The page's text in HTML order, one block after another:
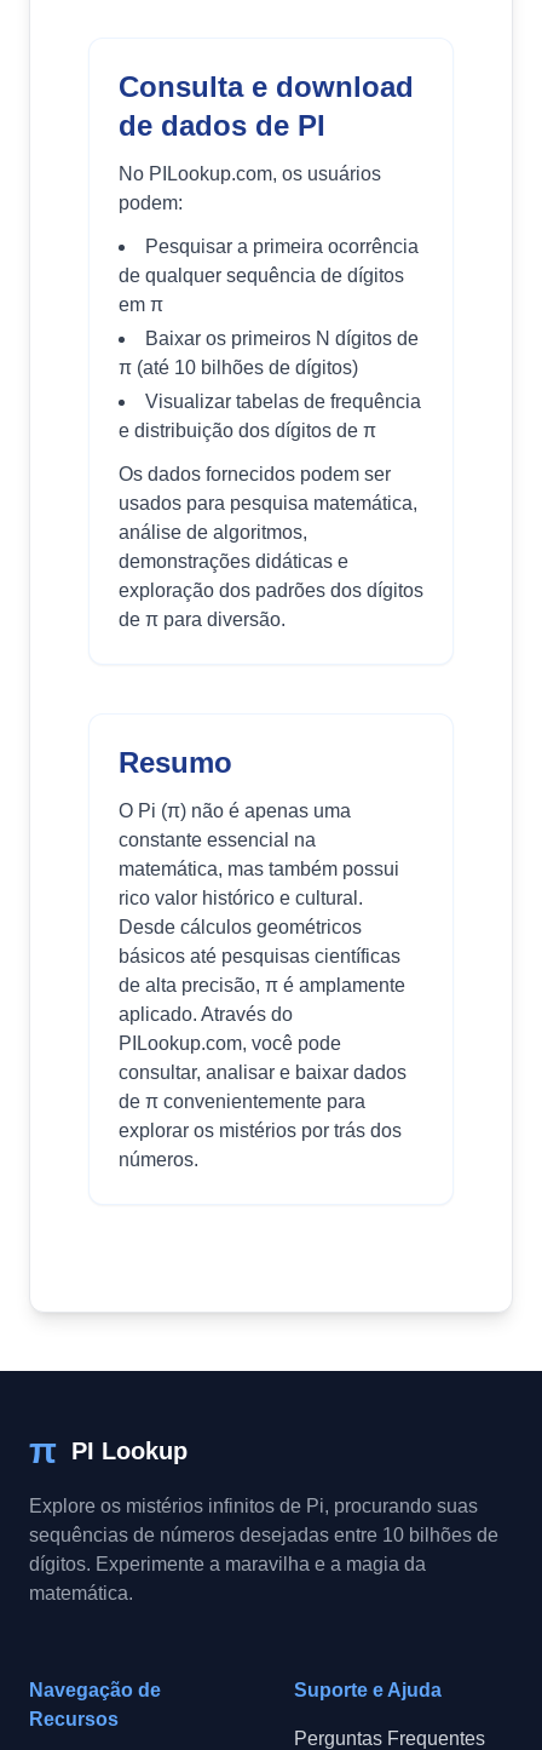
Consulta e download
de dados de PI
No PILookup.com, os usuários
podem:
Pesquisar a primeira ocorrência
de qualquer sequência de dígitos
em π
Baixar os primeiros N dígitos de
π (até 10 bilhões de dígitos)
Visualizar tabelas de frequência
e distribuição dos dígitos de π
Os dados fornecidos podem ser
usados para pesquisa matemática,
análise de algoritmos,
demonstrações didáticas e
exploração dos padrões dos dígitos
de π para diversão.
Resumo
O Pi (π) não é apenas uma
constante essencial na
matemática, mas também possui
rico valor histórico e cultural.
Desde cálculos geométricos
básicos até pesquisas científicas
de alta precisão, π é amplamente
aplicado. Através do
PILookup.com, você pode
consultar, analisar e baixar dados
de π convenientemente para
explorar os mistérios por trás dos
números.
π PI Lookup
Explore os mistérios infinitos de Pi, procurando suas
sequências de números desejadas entre 10 bilhões de
dígitos. Experimente a maravilha e a magia da
matemática.
Navegação de
Recursos
Suporte e Ajuda
Perguntas Frequentes